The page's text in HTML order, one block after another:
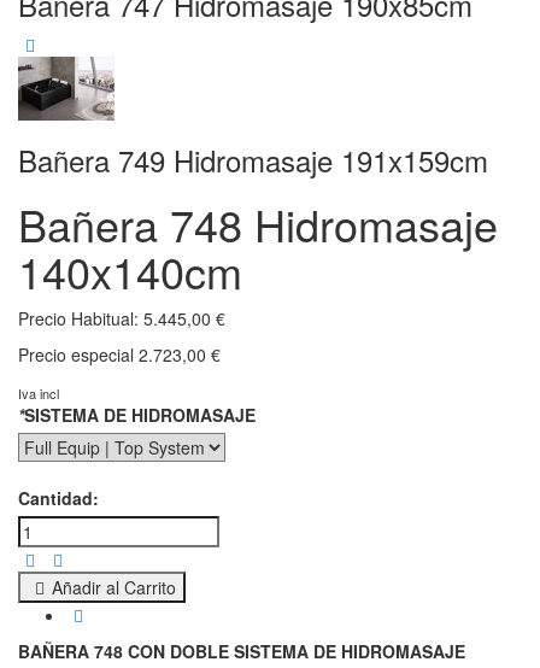
Bañera 749 Hidromasaje 191x159cm
Bañera 748 Hidromasaje
140x140cm
Precio Habitual: 5.445,00 €
Precio especial 2.723,00 €
Iva incl
*SISTEMA DE HIDROMASAJE
Cantidad:
Añadir al Carrito
BAÑERA 748 CON DOBLE SISTEMA DE HIDROMASAJE